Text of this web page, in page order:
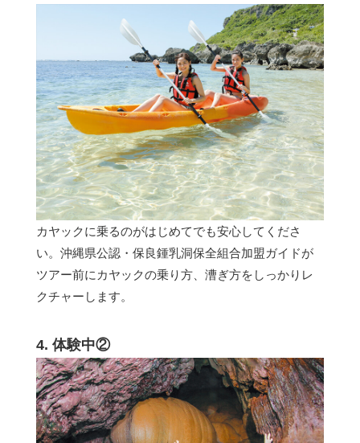
カヤックに乗るのがはじめてでも安心してくださ
い。沖縄県公認・保良鍾乳洞保全組合加盟ガイドが
ツアー前にカヤックの乗り方、漕ぎ方をしっかりレ
クチャーします。
4. 体験中②